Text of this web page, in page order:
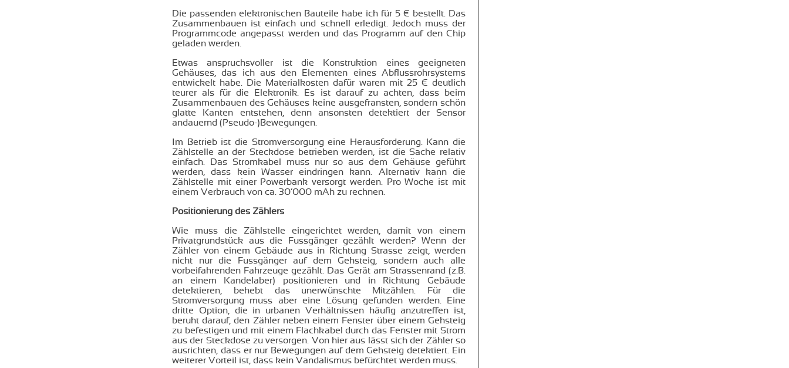
Die passenden elektronischen Bauteile habe ich für 5 € bestellt. Das
Zusammenbauen ist einfach und schnell erledigt. Jedoch muss der
Programmcode angepasst werden und das Programm auf den Chip
geladen werden.
Etwas anspruchsvoller ist die Konstruktion eines geeigneten
Gehäuses, das ich aus den Elementen eines Abflussrohrsystems
entwickelt habe. Die Materialkosten dafür waren mit 25 € deutlich
teurer als für die Elektronik. Es ist darauf zu achten, dass beim
Zusammenbauen des Gehäuses keine ausgefransten, sondern schön
glatte Kanten entstehen, denn ansonsten detektiert der Sensor
andauernd (Pseudo-)Bewegungen.
Im Betrieb ist die Stromversorgung eine Herausforderung. Kann die
Zählstelle an der Steckdose betrieben werden, ist die Sache relativ
einfach. Das Stromkabel muss nur so aus dem Gehäuse geführt
werden, dass kein Wasser eindringen kann. Alternativ kann die
Zählstelle mit einer Powerbank versorgt werden. Pro Woche ist mit
einem Verbrauch von ca. 30’000 mAh zu rechnen.
Positionierung des Zählers
Wie muss die Zählstelle eingerichtet werden, damit von einem
Privatgrundstück aus die Fussgänger gezählt werden? Wenn der
Zähler von einem Gebäude aus in Richtung Strasse zeigt, werden
nicht nur die Fussgänger auf dem Gehsteig, sondern auch alle
vorbeifahrenden Fahrzeuge gezählt. Das Gerät am Strassenrand (z.B.
an einem Kandelaber) positionieren und in Richtung Gebäude
detektieren, behebt das unerwünschte Mitzählen. Für die
Stromversorgung muss aber eine Lösung gefunden werden. Eine
dritte Option, die in urbanen Verhältnissen häufig anzutreffen ist,
beruht darauf, den Zähler neben einem Fenster über einem Gehsteig
zu befestigen und mit einem Flachkabel durch das Fenster mit Strom
aus der Steckdose zu versorgen. Von hier aus lässt sich der Zähler so
ausrichten, dass er nur Bewegungen auf dem Gehsteig detektiert. Ein
weiterer Vorteil ist, dass kein Vandalismus befürchtet werden muss.